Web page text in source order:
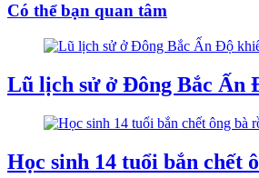
Có thể bạn quan tâm
Lũ lịch sử ở Đông Bắc Ấn
Học sinh 14 tuổi bắn chết